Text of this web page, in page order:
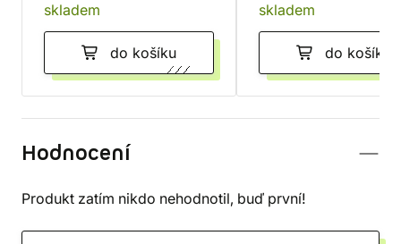
skladem
do košíku
skladem
do košíku
Hodnocení
Produkt zatím nikdo nehodnotil, buď první!